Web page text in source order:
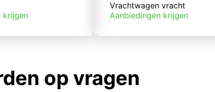
krijgen
Vrachtwagen vracht
Aanbiedingen krijgen
op vragen